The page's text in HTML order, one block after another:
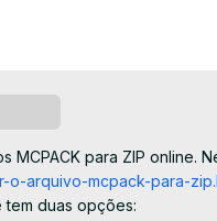
MCPACK para ZIP online.
o-arquivo-mcpack-para-
tem duas opções: